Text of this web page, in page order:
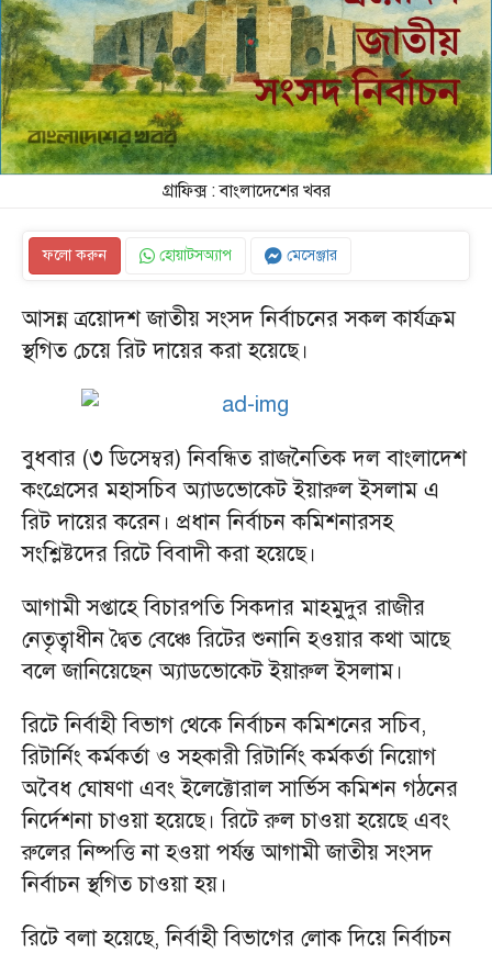
গ্রাফিক্স : বাংলাদেশের খবর
ফলো করুন হোয়াটসঅ্যাপ মেসেঞ্জার
আসন্ন ত্রয়োদশ জাতীয় সংসদ নির্বাচনের সকল কার্যক্রম
স্থগিত চেয়ে রিট দায়ের করা হয়েছে।
বুধবার (৩ ডিসেম্বর) নিবন্ধিত রাজনৈতিক দল বাংলাদেশ
কংগ্রেসের মহাসচিব অ্যাডভোকেট ইয়ারুল ইসলাম এ
রিট দায়ের করেন। প্রধান নির্বাচন কমিশনারসহ
সংশ্লিষ্টদের রিটে বিবাদী করা হয়েছে।
আগামী সপ্তাহে বিচারপতি সিকদার মাহমুদুর রাজীর
নেতৃত্বাধীন দ্বৈত বেঞ্চে রিটের শুনানি হওয়ার কথা আছে
বলে জানিয়েছেন অ্যাডভোকেট ইয়ারুল ইসলাম।
রিটে নির্বাহী বিভাগ থেকে নির্বাচন কমিশনের সচিব,
রিটার্নিং কর্মকর্তা ও সহকারী রিটার্নিং কর্মকর্তা নিয়োগ
অবৈধ ঘোষণা এবং ইলেক্টোরাল সার্ভিস কমিশন গঠনের
নির্দেশনা চাওয়া হয়েছে। রিটে রুল চাওয়া হয়েছে এবং
রুলের নিষ্পত্তি না হওয়া পর্যন্ত আগামী জাতীয় সংসদ
নির্বাচন স্থগিত চাওয়া হয়।
রিটে বলা হয়েছে, নির্বাহী বিভাগের লোক দিয়ে নির্বাচন